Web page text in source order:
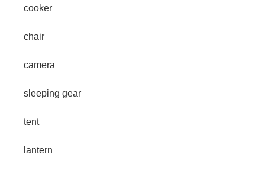
cooker
chair
camera
sleeping gear
tent
lantern